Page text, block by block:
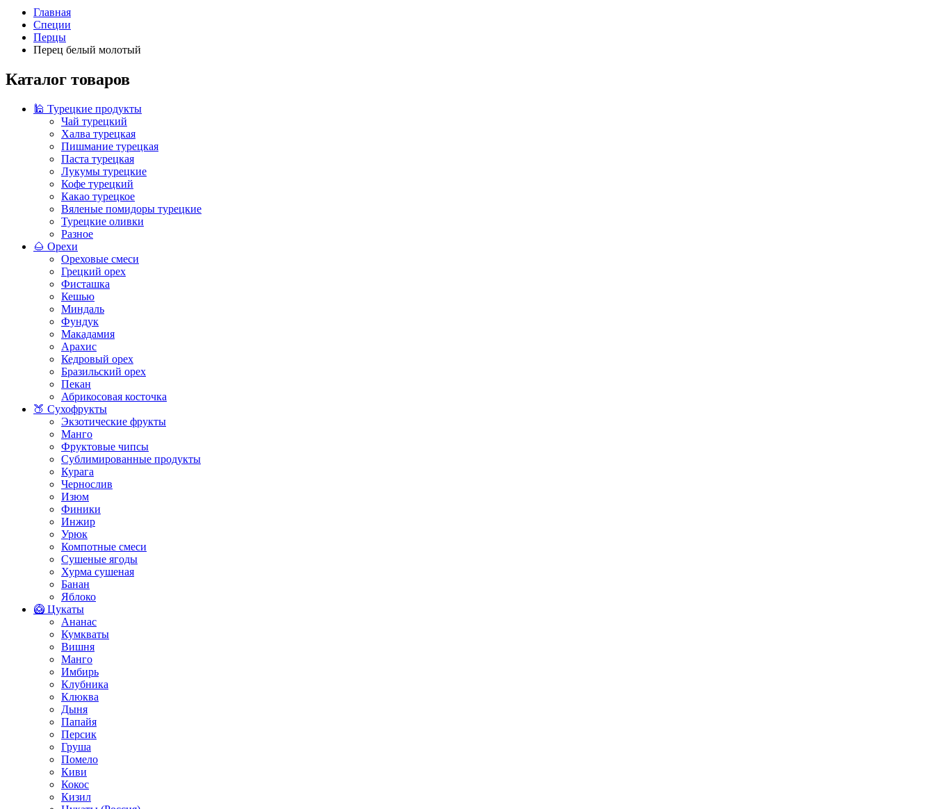
Главная
Специи
Перцы
Перец белый молотый
Каталог товаров
🕌 Турецкие продукты
Чай турецкий
Халва турецкая
Пишмание турецкая
Паста турецкая
Лукумы турецкие
Кофе турецкий
Какао турецкое
Вяленые помидоры турецкие
Турецкие оливки
Разное
🌰 Орехи
Ореховые смеси
Грецкий орех
Фисташка
Кешью
Миндаль
Фундук
Макадамия
Арахис
Кедровый орех
Бразильский орех
Пекан
Абрикосовая косточка
🍑 Сухофрукты
Экзотические фрукты
Манго
Фруктовые чипсы
Сублимированные продукты
Курага
Чернослив
Изюм
Финики
Инжир
Урюк
Компотные смеси
Сушеные ягоды
Хурма сушеная
Банан
Яблоко
🥝 Цукаты
Ананас
Кумкваты
Вишня
Манго
Имбирь
Клубника
Клюква
Дыня
Папайя
Персик
Груша
Помело
Киви
Кокос
Кизил